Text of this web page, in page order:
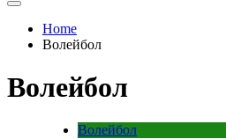
Home
Волейбол
Волейбол
Волейбол